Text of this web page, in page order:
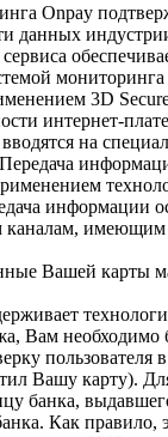
Onpay
данных
3D
интернет-
на
информации
каналам,
Вашей карты
Вам необходимо
пользователя
Вашу карту).
банка,
Как правило,